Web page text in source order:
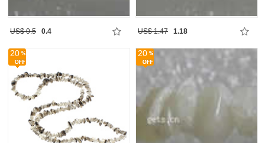
US$ 0.5 0.4 US$ 1.47 1.18
20 20